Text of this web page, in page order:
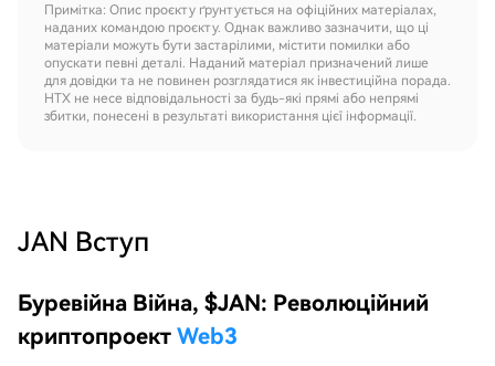
Примітка: Опис проєкту ґрунтується на офіційних матеріалах,
наданих командою проєкту. Однак важливо зазначити, що ці
матеріали можуть бути застарілими, містити помилки або
опускати певні деталі. Наданий матеріал призначений лише
для довідки та не повинен розглядатися як інвестиційна порада.
HTX не несе відповідальності за будь-які прямі або непрямі
збитки, понесені в результаті використання цієї інформації.
JAN Вступ
Буревійна Війна, $JAN: Революційний
криптопроект Web3